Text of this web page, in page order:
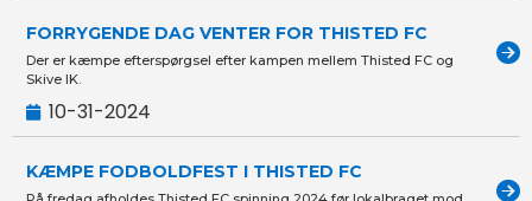
FORRYGENDE DAG VENTER FOR THISTED FC
Der er kæmpe efterspørgsel efter kampen mellem Thisted FC og
Skive IK.
10-31-2024
KÆMPE FODBOLDFEST I THISTED FC